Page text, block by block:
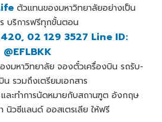
ตัวแทนของมหาวิทยาลัยอย่างเป็น
บริการฟรีทุกขั้นตอน
02 129 3527 Line ID:
@EFLBKK
งมหาวิทยาลัย จองตั๋วเครื่องบิน รถรับ-
รวมถึงเตรียมเอกสาร
ละทำการนัดหมายกับสถานฑูต อังกฤษ
นิวซีแลนด์ ออสเตรเลีย ให้ฟรี